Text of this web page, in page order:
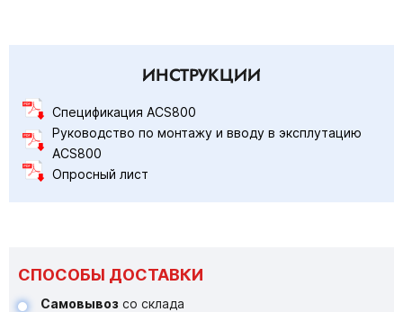
ИНСТРУКЦИИ
Спецификация ACS800
Руководство по монтажу и вводу в эксплутацию
ACS800
Опросный лист
СПОСОБЫ ДОСТАВКИ
Самовывоз со склада